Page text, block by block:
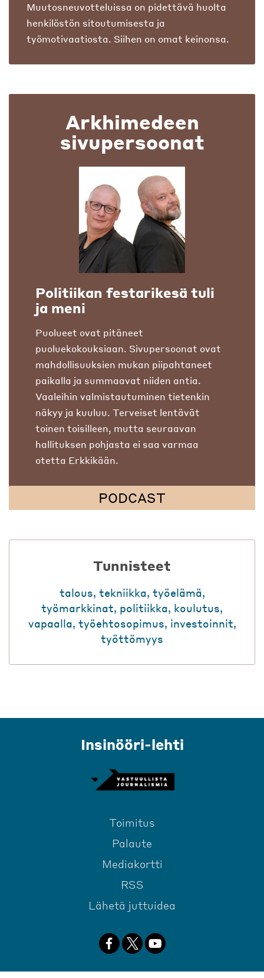
Muutosneuvotteluissa on pidettävä huolta
henkilöstön sitoutumisesta ja
työmotivaatiosta. Siihen on omat keinonsa.
Arkhimedeen
sivupersoonat
Politiikan festarikesä tuli
ja meni
Puolueet ovat pitäneet
puoluekokouksiaan. Sivupersoonat ovat
mahdollisuuksien mukan piipahtaneet
paikalla ja summaavat niiden antia.
Vaaleihin valmistautuminen tietenkin
näkyy ja kuuluu. Terveiset lentävät
toinen toisilleen, mutta seuraavan
hallituksen pohjasta ei saa varmaa
otetta Erkkikään.
PODCAST
Tunnisteet
talous, tekniikka, työelämä,
työmarkkinat, politiikka, koulutus,
vapaalla, työehtosopimus, investoinnit,
työttömyys
Insinööri-lehti
Toimitus
Palaute
Mediakortti
RSS
Lähetä juttuidea